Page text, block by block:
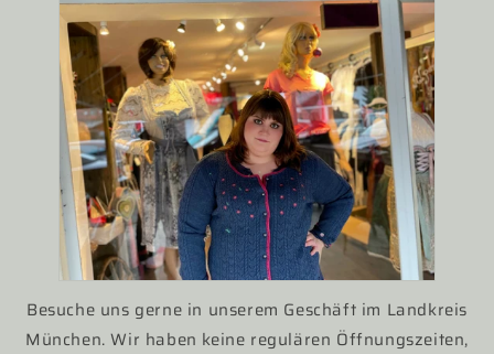
Besuche uns gerne in unserem Geschäft im Landkreis
München. Wir haben keine regulären Öffnungszeiten,